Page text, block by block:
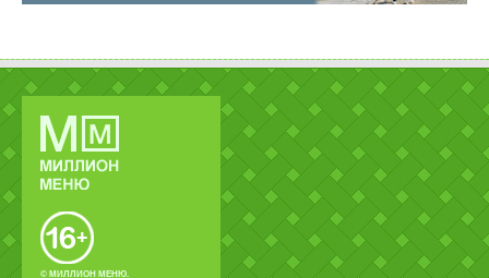
© МИЛЛИОН МЕНЮ.